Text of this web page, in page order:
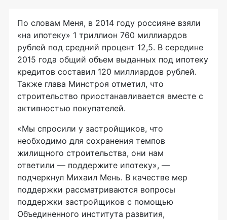
По словам Меня, в 2014 году россияне взяли
«на ипотеку» 1 триллион 760 миллиардов
рублей под средний процент 12,5. В середине
2015 года общий объем выданных под ипотеку
кредитов составил 120 миллиардов рублей.
Также глава Минстроя отметил, что
строительство приостанавливается вместе с
активностью покупателей.
«Мы спросили у застройщиков, что
необходимо для сохранения темпов
жилищного строительства, они нам
ответили — поддержите ипотеку», —
подчеркнул Михаил Мень. В качестве мер
поддержки рассматриваются вопросы
поддержки застройщиков с помощью
Объединенного института развития,